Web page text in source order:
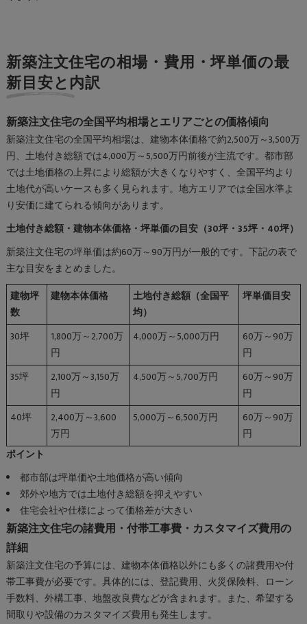
新築注文住宅の相場・費用・坪単価の最
新目安と内訳
新築注文住宅の全国平均相場とエリアごとの価格傾向
新築注文住宅の全国平均相場は、建物本体価格で約2,500万～3,500万
円、土地付き総額では4,000万～5,500万円前後が主流です。都市部
では土地価格の上昇により総額が大きくなりやすく、全国平均より
土地代が高いケースも多く見られます。地方エリアでは全国水準よ
り安価に建てられる傾向があります。
土地付き総額・建物本体価格・坪単価の目安（30坪・35坪・40坪）
新築注文住宅の坪単価は約60万～90万円が一般的です。下記の表で
主な目安をまとめました。
建物坪
数
建物本体価格
土地付き総額（全国平
均）
坪単価目安
30坪
1,800万～2,700万
円
4,000万～5,000万円
60万～90万
円
35坪
2,100万～3,150万
円
4,500万～5,700万円
60万～90万
円
40坪
2,400万～3,600
万円
5,000万～6,500万円
60万～90万
円
ポイント
都市部は坪単価や土地価格が高い傾向
郊外や地方では土地付き総額を抑えやすい
住宅会社や仕様によって価格差が大きい
新築注文住宅の諸費用・付帯工事費・カスタマイズ費用の
詳細
新築注文住宅の予算には、建物本体価格以外にも多くの諸費用や付
帯工事費が必要です。具体的には、登記費用、火災保険料、ローン
手数料、外構工事、地盤改良費などが含まれます。また、希望する
間取りや設備のカスタマイズ費用も発生します。